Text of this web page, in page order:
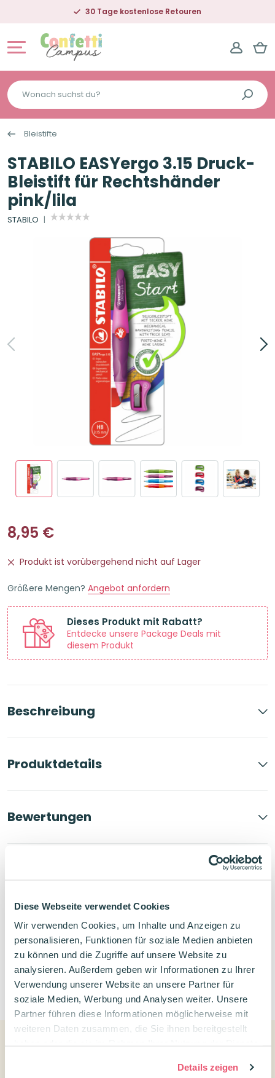
Diese Webseite verwendet Cookies
Wir verwenden Cookies, um Inhalte und Anzeigen zu
personalisieren, Funktionen für soziale Medien anbieten
zu können und die Zugriffe auf unsere Website zu
analysieren. Außerdem geben wir Informationen zu Ihrer
Verwendung unserer Website an unsere Partner für
soziale Medien, Werbung und Analysen weiter. Unsere
Partner führen diese Informationen möglicherweise mit
weiteren Daten zusammen, die Sie ihnen bereitgestellt
Details zeigen
30 Tage kostenlose Retouren
Wonach
suchst
du?
Bleistifte
STABILO EASYergo 3.15 Druck-
Bleistift für Rechtshänder
pink/lila
STABILO
8,95 €
Produkt ist vorübergehend nicht auf Lager
Größere Mengen? Angebot anfordern
Dieses Produkt mit Rabatt?
Entdecke unsere Package Deals mit
diesem Produkt
Beschreibung
Produktdetails
Bewertungen
Verwandte Produkte
0